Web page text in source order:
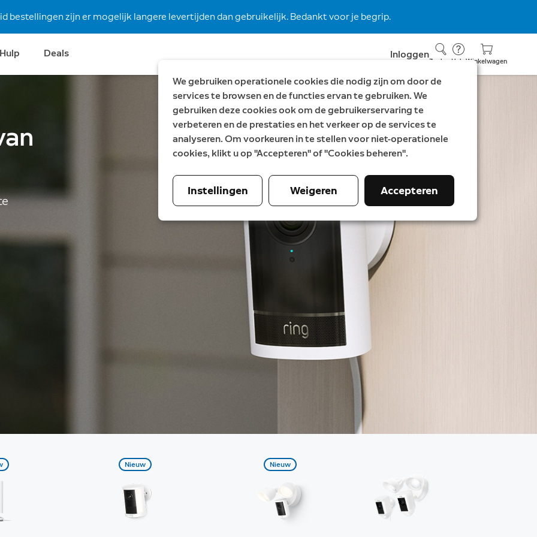
bestellingen zijn er mogelijk langere levertijden dan gebruikelijk. Bedankt voor je begrip.
Hulp Deals Inloggen
Zoeken Hulp Winkelwagen
Nieuw Nieuw
We gebruiken operationele cookies die nodig zijn om door de
services te browsen en de functies ervan te gebruiken. We
gebruiken deze cookies ook om de gebruikerservaring te
verbeteren en de prestaties en het verkeer op de services te
analyseren. Om voorkeuren in te stellen voor niet-operationele
cookies, klikt u op "Accepteren" of "Cookies beheren".
Instellingen Weigeren Accepteren